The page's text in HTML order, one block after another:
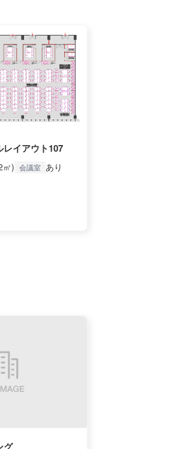
イアウト107
㎡) 会議室 あり